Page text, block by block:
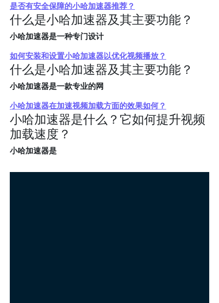
是否有安全保障的小哈加速器推荐？
什么是小哈加速器及其主要功能？
小哈加速器是一种专门设计
如何安装和设置小哈加速器以优化视频播放？
什么是小哈加速器及其主要功能？
小哈加速器是一款专业的网
小哈加速器在加速视频加载方面的效果如何？
小哈加速器是什么？它如何提升视频
加载速度？
小哈加速器是